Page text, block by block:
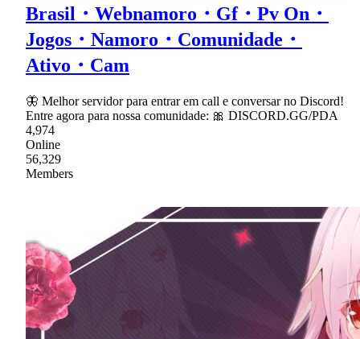
Brasil・Webnamoro・Gf・Pv On・
Jogos・Namoro・Comunidade・
Ativo・Cam
🦋 Melhor servidor para entrar em call e conversar no Discord!
Entre agora para nossa comunidade: 🎀 DISCORD.GG/PDA
4,974
Online
56,329
Members